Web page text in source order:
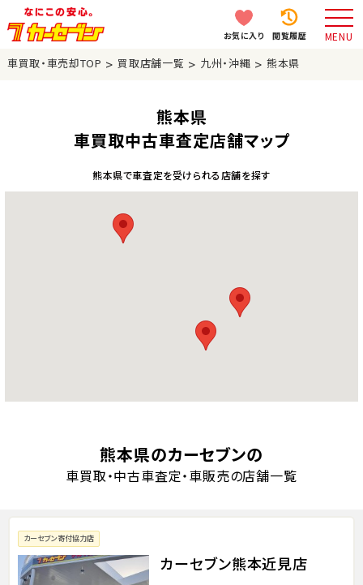
お気に入り 閲覧履歴 MENU
車買取・車売却TOP > 買取店舗一覧 > 九州・沖縄 > 熊本県
熊本県
車買取中古車査定店舗マップ
熊本県で車査定を受けられる店舗を探す
熊本県のカーセブンの
車買取・中古車査定・車販売の店舗一覧
カーセブン寄付協力店
カーセブン熊本近見店